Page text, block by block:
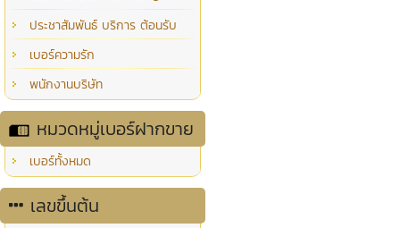
ประชาสัมพันธ์ บริการ ต้อนรับ
เบอร์ความรัก
พนักงานบริษัท
หมวดหมู่เบอร์ฝากขาย
เบอร์ทั้งหมด
เลขขึ้นต้น